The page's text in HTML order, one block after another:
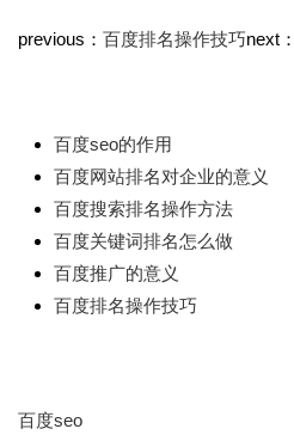
previous： 百度排名操作技巧next：
百度seo的作用
百度网站排名对企业的意义
百度搜索排名操作方法
百度关键词排名怎么做
百度推广的意义
百度排名操作技巧
百度seo